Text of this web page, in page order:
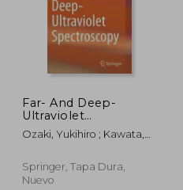
Far- And Deep-
Ultraviolet
Spectroscopy (en
Inglés)
Ozaki, Yukihiro ; Kawata,
Springer, Tapa Dura,
Nuevo